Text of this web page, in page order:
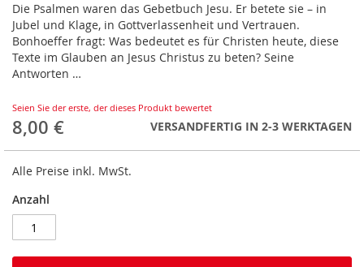
Die Psalmen waren das Gebetbuch Jesu. Er betete sie – in
Jubel und Klage, in Gottverlassenheit und Vertrauen.
Bonhoeffer fragt: Was bedeutet es für Christen heute, diese
Texte im Glauben an Jesus Christus zu beten? Seine
Antworten …
Seien Sie der erste, der dieses Produkt bewertet
8,00 € VERSANDFERTIG IN 2-3 WERKTAGEN
Alle Preise inkl. MwSt.
Anzahl